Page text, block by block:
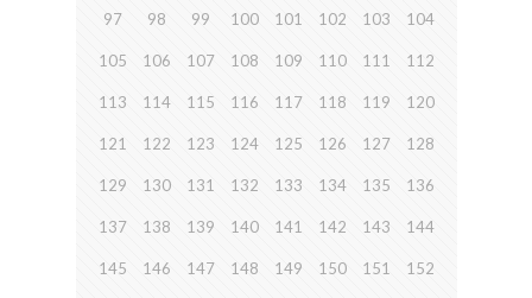
97 98 99 100 101 102 103 104
105 106 107 108 109 110 111 112
113 114 115 116 117 118 119 120
121 122 123 124 125 126 127 128
129 130 131 132 133 134 135 136
137 138 139 140 141 142 143 144
145 146 147 148 149 150 151 152